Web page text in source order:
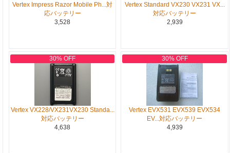
Vertex Impress Razor Mobile Ph...対
応バッテリー
3,528
Vertex Standard VX230 VX231 VX...
対応バッテリー
2,939
30% OFF
Vertex VX228/VX231VX230 Standa...
対応バッテリー
4,638
30% OFF
Vertex EVX531 EVX539 EVX534
EV...対応バッテリー
4,939